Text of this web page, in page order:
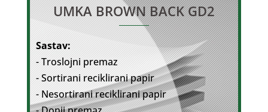
UMKA BROWN BACK GD2
Sastav:
- Troslojni premaz
- Sortirani reciklirani papir
- Nesortirani reciklirani papir